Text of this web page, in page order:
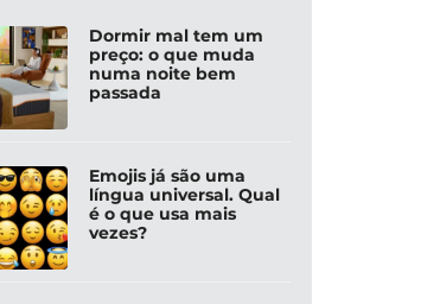
Dormir mal tem um
preço: o que muda
numa noite bem
passada
Emojis já são uma
língua universal. Qual
é o que usa mais
vezes?